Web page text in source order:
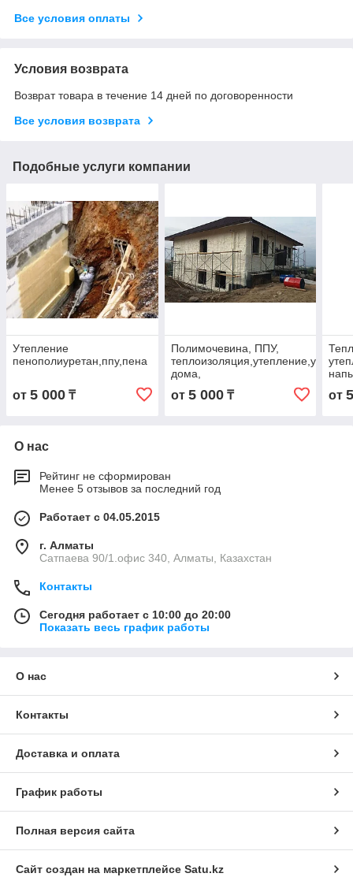
Все условия оплаты
Условия возврата
Возврат товара в течение 14 дней по договоренности
Все условия возврата
Подобные услуги компании
Утепление
пенополиуретан,ппу,пена
от 5 000 ₸
Полимочевина, ППУ,
дома,
от 5 000₸ от
О нас
Рейтинг не сформирован
Менее 5 отзывов за последний год
Работает с 04.05.2015
г. Алматы
Сатпаева 90/1.офис 340, Алматы, Казахстан
Контакты
Сегодня работает с 10:00 до 20:00
Показать весь график работы
О нас
Контакты
Доставка и оплата
График работы
Полная версия сайта
Сайт создан на маркетплейсе Satu.kz